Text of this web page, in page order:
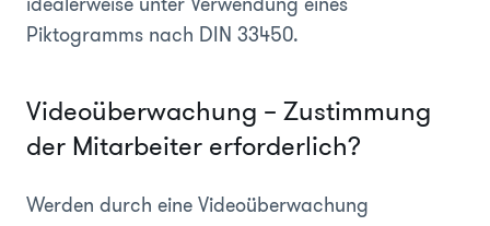
Piktogramms nach DIN 33450.
Videoüberwachung – Zustimmung
der Mitarbeiter erforderlich?
Werden durch eine Videoüberwachung